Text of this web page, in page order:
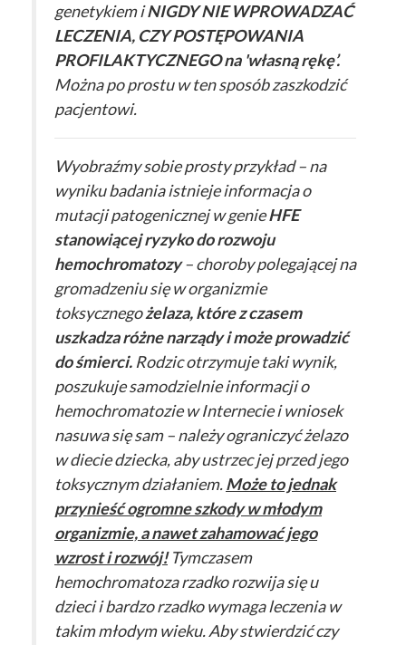
genetykiem iNIGDY NIE WPROWADZAĆ
LECZENIA, CZY POSTĘPOWANIA
PROFILAKTYCZNEGO na 'własną rękę’.
Można po prostu w ten sposób zaszkodzić
pacjentowi.
Wyobraźmy sobie prosty przykład – na
wyniku badania istnieje informacja o
mutacji patogenicznej w genieHFE
stanowiącej ryzyko do rozwoju
hemochromatozy– choroby polegającej na
gromadzeniu się w organizmie
toksycznegożelaza, które z czasem
uszkadza różne narządy i może prowadzić
do śmierci. Rodzic otrzymuje taki wynik,
poszukuje samodzielnie informacji o
hemochromatozie w Internecie i wniosek
nasuwa się sam – należy ograniczyć żelazo
w diecie dziecka, aby ustrzec jej przed jego
toksycznym działaniem.Może to jednak
przynieść ogromne szkody w młodym
organizmie, a nawet zahamować jego
wzrost i rozwój!Tymczasem
hemochromatoza rzadko rozwija się u
dzieci i bardzo rzadko wymaga leczenia w
takim młodym wieku. Aby stwierdzić czy